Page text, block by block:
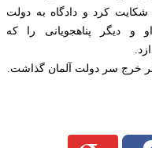
شکایت کرد و دادگاه به دولت
و دیگر پناهجویانی را که
خرج سر دولت آلمان گذاشت.